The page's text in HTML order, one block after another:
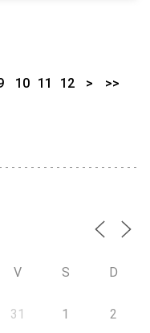
10 11 12 > >>
V S D
31 1 2